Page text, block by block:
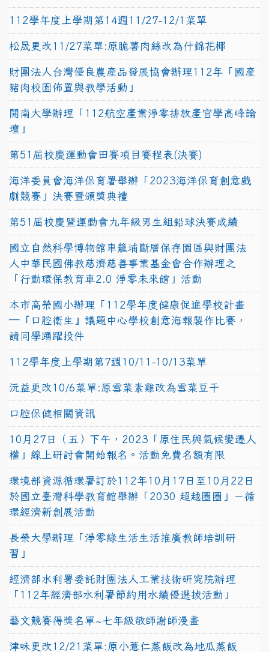
112學年度上學期第14週11/27-12/1菜單
松晟更改11/27菜單:原脆薯肉絲改為什錦花椰
財團法人台灣優良農產品發展協會辦理112年「國產
豬肉校園佈置與教學活動」
開南大學辦理「112航空產業淨零排放產官學高峰論
壇」
第51屆校慶運動會田賽項目賽程表(決賽)
海洋委員會海洋保育署舉辦「2023海洋保育創意戲
劇競賽」決賽暨頒獎典禮
第51屆校慶暨運動會九年級男生組鉛球決賽成績
國立自然科學博物館車籠埔斷層保存園區與財團法
人中華民國佛教慈濟慈善事業基金會合作辦理之
「行動環保教育車2.0 淨零未來館」活動
本市高榮國小辦理「112學年度健康促進學校計畫
─『口腔衛生』議題中心學校創意海報製作比賽，
請同學踴躍投件
112學年度上學期第7週10/11-10/13菜單
沅益更改10/6菜單:原雪菜素雞改為雪菜豆干
口腔保健相關資訊
10月27日（五）下午，2023「原住民與氣候變遷人
權」線上研討會開始報名。活動免費名額有限
環境部資源循環署訂於112年10月17日至10月22日
於國立臺灣科學教育館舉辦「2030 超越圈圈」－循
環經濟新創展活動
長榮大學辦理「淨零綠生活生活推廣教師培訓研
習」
經濟部水利署委託財團法人工業技術研究院辦理
「112年經濟部水利署節約用水績優選拔活動」
藝文競賽得獎名單~七年級敬師謝師漫畫
津味更改12/21菜單:原小薏仁蒸飯改為地瓜蒸飯